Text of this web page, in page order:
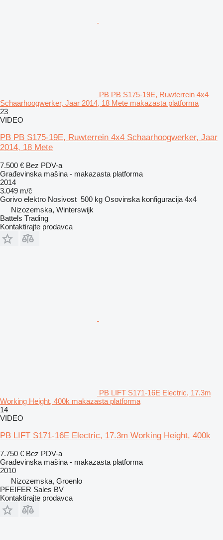
PB PB S175-19E, Ruwterrein 4x4
Schaarhoogwerker, Jaar 2014, 18 Mete makazasta platforma
23
VIDEO
PB PB S175-19E, Ruwterrein 4x4 Schaarhoogwerker, Jaar
2014, 18 Mete
7.500 € Bez PDV-a
Građevinska mašina - makazasta platforma
2014
3.049 m/č
Gorivo elektro Nosivost 500 kg Osovinska konfiguracija 4x4
Nizozemska, Winterswijk
Battels Trading
Kontaktirajte prodavca
PB LIFT S171-16E Electric, 17.3m
Working Height, 400k makazasta platforma
14
VIDEO
PB LIFT S171-16E Electric, 17.3m Working Height, 400k
7.750 € Bez PDV-a
Građevinska mašina - makazasta platforma
2010
Nizozemska, Groenlo
PFEIFER Sales BV
Kontaktirajte prodavca